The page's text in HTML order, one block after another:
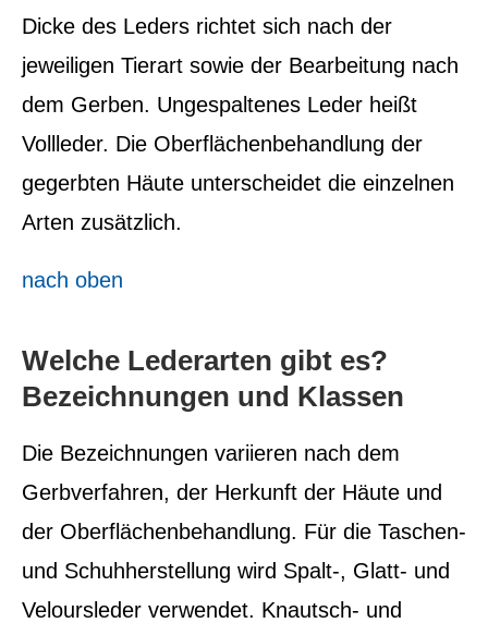
Dicke des Leders richtet sich nach der
jeweiligen Tierart sowie der Bearbeitung nach
dem Gerben. Ungespaltenes Leder heißt
Vollleder. Die Oberflächenbehandlung der
gegerbten Häute unterscheidet die einzelnen
Arten zusätzlich.
nach oben
Welche Lederarten gibt es?
Bezeichnungen und Klassen
Die Bezeichnungen variieren nach dem
Gerbverfahren, der Herkunft der Häute und
der Oberflächenbehandlung. Für die Taschen-
und Schuhherstellung wird Spalt-, Glatt- und
Veloursleder verwendet. Knautsch- und